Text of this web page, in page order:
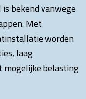
bekend vanwege
Met
worden
laag
mogelijke belasting